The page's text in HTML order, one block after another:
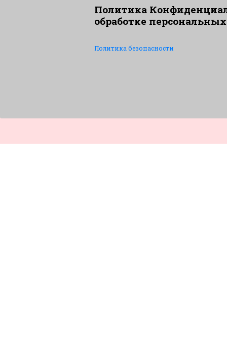
Политика
обработке
Политика безопасности